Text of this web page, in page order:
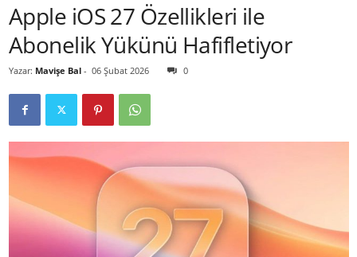
Apple iOS 27 Özellikleri ile
Abonelik Yükünü Hafifletiyor
Yazar: Mavişe Bal - 06 Şubat 2026 0